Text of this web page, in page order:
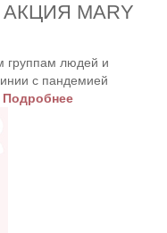
MARY
группам людей и
с пандемией
Подробнее